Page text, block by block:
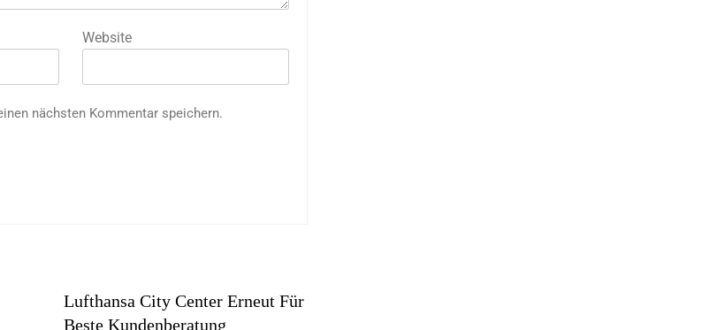
Website
nächsten Kommentar speichern.
Lufthansa City Center Erneut Für
Beste Kundenberatung